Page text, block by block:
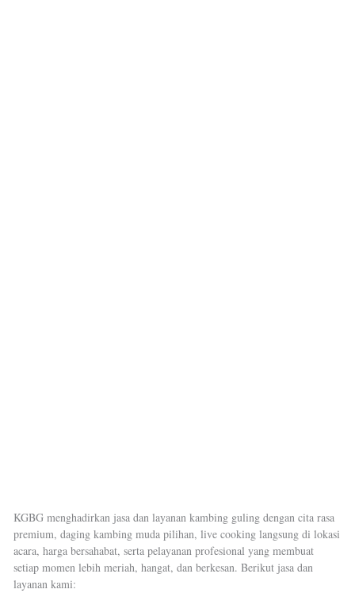
KGBG menghadirkan jasa dan layanan kambing guling dengan cita rasa
premium, daging kambing muda pilihan, live cooking langsung di lokasi
acara, harga bersahabat, serta pelayanan profesional yang membuat
setiap momen lebih meriah, hangat, dan berkesan. Berikut jasa dan
layanan kami: